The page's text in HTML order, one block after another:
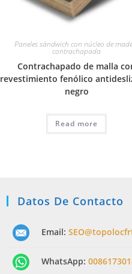
Paneles sándwich con núcleo de
contrachapada
Contrachapado de malla
revestimiento fenólico
negro
Read more
Datos De Contacto
Email:
WhatsApp: